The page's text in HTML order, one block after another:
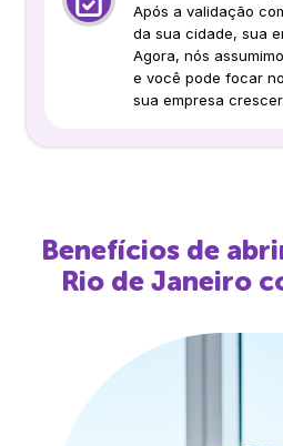
Após a validação
da sua cidade, sua
Agora, nós
e você pode focar
sua empresa crescer.
Benefícios de
Rio de Janeiro